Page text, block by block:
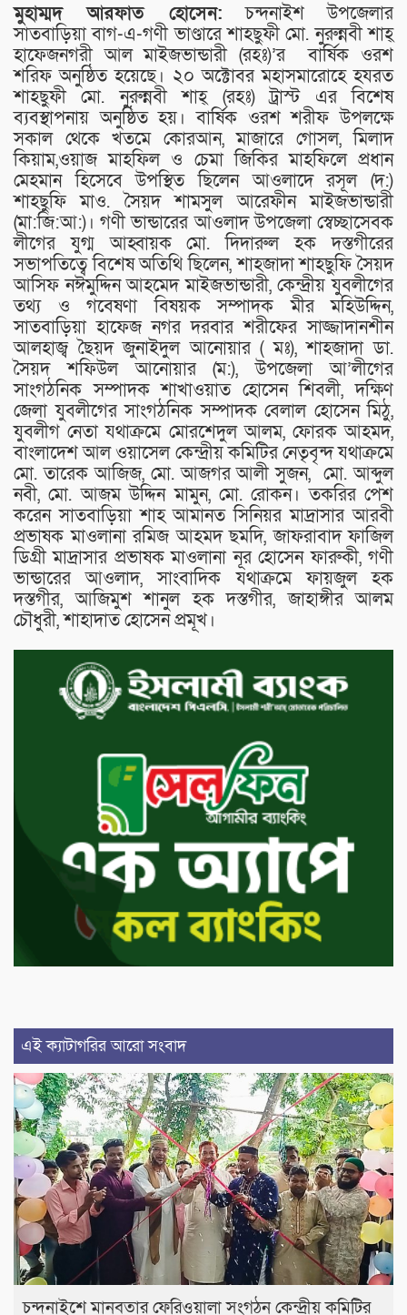
মুহাম্মদ আরফাত হোসেন: চন্দনাইশ উপজেলার
সাতবাড়িয়া বাগ-এ-গণী ভাণ্ডারে শাহছুফী মো. নুরুন্নবী শাহ্
হাফেজনগরী আল মাইজভান্ডারী (রহঃ)’র বার্ষিক ওরশ
শরিফ অনুষ্ঠিত হয়েছে। ২০ অক্টোবর মহাসমারোহে হযরত
শাহছুফী মো. নুরুন্নবী শাহ্ (রহঃ) ট্রাস্ট এর বিশেষ
ব্যবস্থাপনায় অনুষ্ঠিত হয়। বার্ষিক ওরশ শরীফ উপলক্ষে
সকাল থেকে খতমে কোরআন, মাজারে গোসল, মিলাদ
কিয়াম,ওয়াজ মাহফিল ও চেমা জিকির মাহফিলে প্রধান
মেহমান হিসেবে উপস্থিত ছিলেন আওলাদে রসূল (দ:)
শাহছুফি মাও. সৈয়দ শামসুল আরেফীন মাইজভান্ডারী
(মা:জি:আ:)। গণী ভান্ডারের আওলাদ উপজেলা স্বেচ্ছাসেবক
লীগের যুগ্ম আহ্বায়ক মো. দিদারুল হক দস্তগীরের
সভাপতিত্বে বিশেষ অতিথি ছিলেন, শাহজাদা শাহছুফি সৈয়দ
আসিফ নঈমুদ্দিন আহমেদ মাইজভান্ডারী, কেন্দ্রীয় যুবলীগের
তথ্য ও গবেষণা বিষয়ক সম্পাদক মীর মহিউদ্দিন,
সাতবাড়িয়া হাফেজ নগর দরবার শরীফের সাজ্জাদানশীন
আলহাজ্ব ছৈয়দ জুনাইদুল আনোয়ার ( মঃ), শাহজাদা ডা.
সৈয়দ শফিউল আনোয়ার (ম:), উপজেলা আ’লীগের
সাংগঠনিক সম্পাদক শাখাওয়াত হোসেন শিবলী, দক্ষিণ
জেলা যুবলীগের সাংগঠনিক সম্পাদক বেলাল হোসেন মিঠু,
যুবলীগ নেতা যথাক্রমে মোরশেদুল আলম, ফোরক আহমদ,
বাংলাদেশ আল ওয়াসেল কেন্দ্রীয় কমিটির নেতৃবৃন্দ যথাক্রমে
মো. তারেক আজিজ, মো. আজগর আলী সুজন, মো. আব্দুল
নবী, মো. আজম উদ্দিন মামুন, মো. রোকন। তকরির পেশ
করেন সাতবাড়িয়া শাহ আমানত সিনিয়র মাদ্রাসার আরবী
প্রভাষক মাওলানা রমিজ আহমদ ছমদি, জাফরাবাদ ফাজিল
ডিগ্রী মাদ্রাসার প্রভাষক মাওলানা নূর হোসেন ফারুকী, গণী
ভান্ডারের আওলাদ, সাংবাদিক যথাক্রমে ফায়জুল হক
দস্তগীর, আজিমুশ শানুল হক দস্তগীর, জাহাঙ্গীর আলম
চৌধুরী, শাহাদাত হোসেন প্রমূখ।
এই ক্যাটাগরির আরো সংবাদ
চন্দনাইশে মানবতার ফেরিওয়ালা সংগঠন কেন্দ্রীয় কমিটির